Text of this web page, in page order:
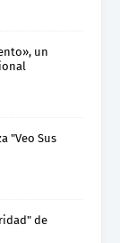
un
"Veo Sus
de